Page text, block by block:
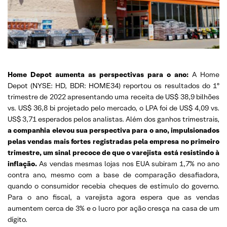
Home Depot aumenta as perspectivas para o ano: A Home
Depot (NYSE: HD, BDR: HOME34) reportou os resultados do 1º
trimestre de 2022 apresentando uma receita de US$ 38,9 bilhões
vs. US$ 36,8 bi projetado pelo mercado, o LPA foi de US$ 4,09 vs.
US$ 3,71 esperados pelos analistas. Além dos ganhos trimestrais,
a companhia elevou sua perspectiva para o ano, impulsionados
pelas vendas mais fortes registradas pela empresa no primeiro
trimestre, um sinal precoce de que o varejista está resistindo à
inflação. As vendas mesmas lojas nos EUA subiram 1,7% no ano
contra ano, mesmo com a base de comparação desafiadora,
quando o consumidor recebia cheques de estímulo do governo.
Para o ano fiscal, a varejista agora espera que as vendas
aumentem cerca de 3% e o lucro por ação cresça na casa de um
dígito.